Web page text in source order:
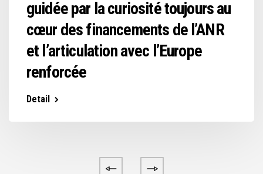
guidée par la curiosité toujours au
cœur des financements de l’ANR
et l’articulation avec l’Europe
renforcée
Detail